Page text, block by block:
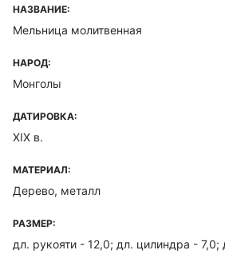
НАЗВАНИЕ:
Мельница молитвенная
НАРОД:
Монголы
ДАТИРОВКА:
XIX в.
МАТЕРИАЛ:
Дерево, металл
РАЗМЕР:
дл. рукояти - 12,0; дл. цилиндра -